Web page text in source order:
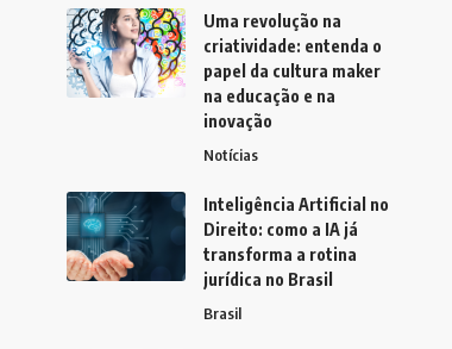
Uma revolução na
criatividade: entenda o
papel da cultura maker
na educação e na
inovação
Notícias
Inteligência Artificial no
Direito: como a IA já
transforma a rotina
jurídica no Brasil
Brasil